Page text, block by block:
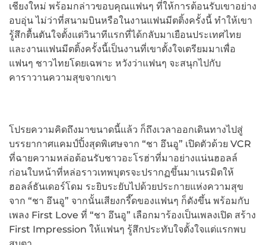
เชียงใหม่ พร้อมกล่าวขอบคุณแฟนๆ ที่ให้การต้อนรับเขาอย่าง
อบอุ่น ไม่ว่าที่สนามบินหรือในงานแฟนมีตติ้งครั้งนี้ ทำให้เขา
รู้สึกตื้นตันใจตั้งแต่วินาทีแรกที่ได้กลับมาเยือนประเทศไทย
และงานแฟนมีตติ้งครั้งนี้เป็นงานที่เขาตั้งใจเตรียมมาเพื่อ
แฟนๆ ชาวไทยโดยเฉพาะ หวังว่าแฟนๆ จะสนุกไปกับ
คาราวานความสุขจากเขา
โปรยความคิดถึงมาขนาดนี้แล้ว ก็ถึงเวลาออกเดินทางไปสู่
บรรยากาศแคมป์ปิ้งสุดพิเศษจาก “ชา อึนอู” เปิดตัวด้วย VCR
ที่ฉายความหล่อต้อนรับชาวอะโรฮ่าที่มาอย่างแน่นฮอลล์
ก่อนใบหน้าที่หล่อราวเทพบุตรจะปรากฏขึ้นมาเนรมิตให้
ฮอลล์ธันเดอร์โดม ระยิบระยับไปด้วยประกายแห่งความสุข
จาก “ชา อึนอู” จากนั้นเสียงกรี๊ดของแฟนๆ ก็ดังขึ้น พร้อมกับ
เพลง First Love ที่ “ชา อึนอู” เลือกมาร้องเป็นเพลงเปิด สร้าง
First Impression ให้แฟนๆ รู้สึกประทับใจตั้งใจแต่แรกพบ